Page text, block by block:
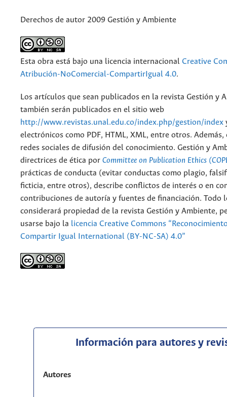
Derechos de autor 2009 Gestión y Ambiente
Esta obra está bajo una licencia internacional Creative
Atribución-NoComercial-CompartirIgual 4.0.
Los artículos que sean publicados en la revista Gestión y
también serán publicados en el sitio web
http://www.revistas.unal.edu.co/index.php/gestion/index
electrónicos como PDF, HTML, XML, entre otros.
redes sociales de difusión del conocimiento. Gestión y
directrices de ética por Committee on Publication Ethics
prácticas de conducta (evitar conductas como plagio,
ficticia, entre otros), describe conflictos de interés o en
contribuciones de autoría y fuentes de financiación. Todo
considerará propiedad de la revista Gestión y Ambiente,
usarse bajo la licencia Creative Commons
Compartir Igual International (BY-NC-SA) 4.0”
Información para autores y
Autores